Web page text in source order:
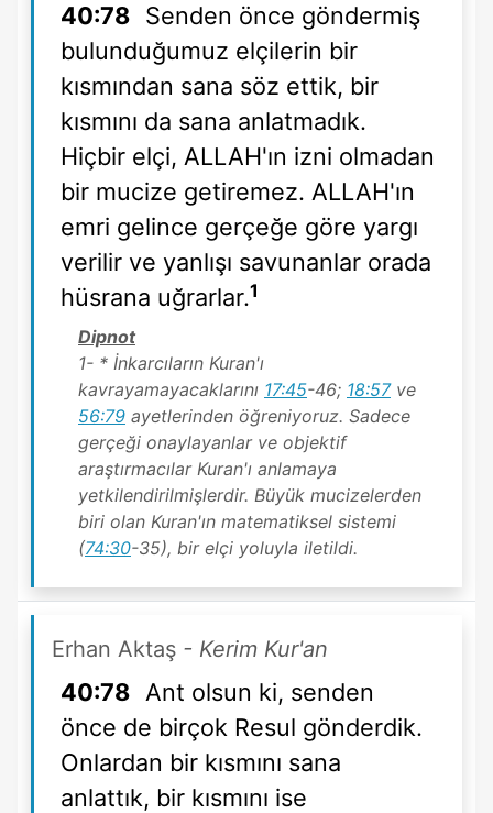
40:78 Senden önce göndermiş
bulunduğumuz elçilerin bir
kısmından sana söz ettik, bir
kısmını da sana anlatmadık.
Hiçbir elçi, ALLAH'ın izni olmadan
bir mucize getiremez. ALLAH'ın
emri gelince gerçeğe göre yargı
verilir ve yanlışı savunanlar orada
hüsrana uğrarlar.1
Dipnot
1- * İnkarcıların Kuran'ı
kavrayamayacaklarını 17:45-46; 18:57ve
56:79 ayetlerinden öğreniyoruz. Sadece
gerçeği onaylayanlar ve objektif
araştırmacılar Kuran'ı anlamaya
yetkilendirilmişlerdir. Büyük mucizelerden
biri olan Kuran'ın matematiksel sistemi
(74:30-35), bir elçi yoluyla iletildi.
Erhan Aktaş - Kerim Kur'an
40:78 Ant olsun ki, senden
önce de birçok Resul gönderdik.
Onlardan bir kısmını sana
anlattık, bir kısmını ise